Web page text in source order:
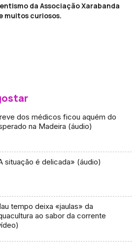
da Associação Xarabanda
muitos curiosos.
dos médicos ficou aquém do
na Madeira (áudio)
situação é delicada» (áudio)
tempo deixa «jaulas» da
ao sabor da corrente